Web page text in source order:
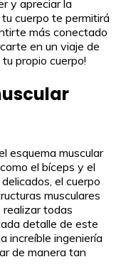
y apreciar la
cuerpo te permitirá
más conectado
en un viaje de
propio cuerpo!
esquema muscular
el bíceps y el
el cuerpo
musculares
realizar todas
detalle de este
increíble ingeniería
de manera tan